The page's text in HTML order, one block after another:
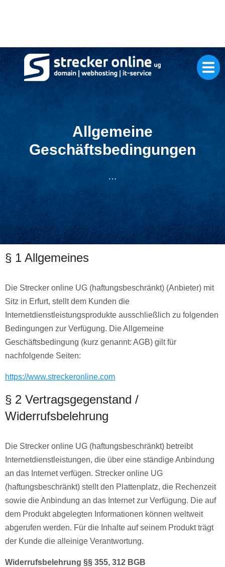
Allgemeine
Geschäftsbedingungen
…
§ 1 Allgemeines
Die Strecker online UG (haftungsbeschränkt) (Anbieter) mit
Sitz in Erfurt, stellt dem Kunden die
Internetdienstleistungsprodukte ausschließlich zu folgenden
Bedingungen zur Verfügung. Die Allgemeine
Geschäftsbedingung (kurz genannt: AGB) gilt für
nachfolgende Seiten:
https://www.streckeronline.com
§ 2 Vertragsgegenstand /
Widerrufsbelehrung
Die Strecker online UG (haftungsbeschränkt) betreibt
Internetdienstleistungen, die über eine ständige Anbindung
an das Internet verfügen. Strecker online UG
(haftungsbeschränkt) stellt den Plattenplatz, die Rechenzeit
sowie die Anbindung an das Internet zur Verfügung. Die auf
dem Produkt abgelegten Informationen können weltweit
abgerufen werden. Für die Inhalte auf seinem Produkt trägt
der Kunde die alleinige Verantwortung.
Widerrufsbelehrung §§ 355, 312 BGB